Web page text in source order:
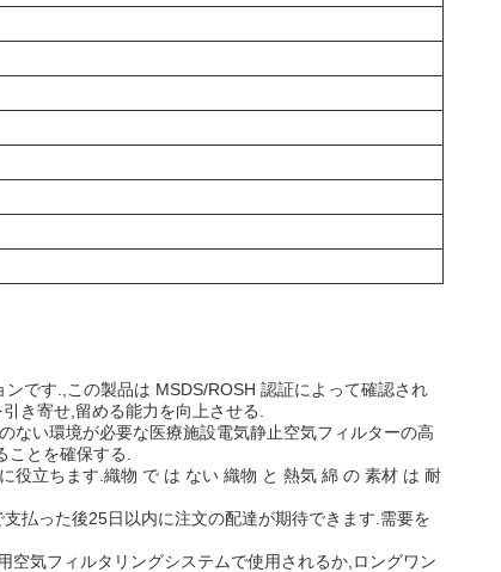
です.,この製品は MSDS/ROSH 認証によって確認され
き寄せ,留める能力を向上させる.
ない環境が必要な医療施設電気静止空気フィルターの高
とを確保する.
役立ちます.織物 で は ない 織物 と 熱気 綿 の 素材 は 耐
払った後25日以内に注文の配達が期待できます.需要を
気フィルタリングシステムで使用されるか,ロングワン